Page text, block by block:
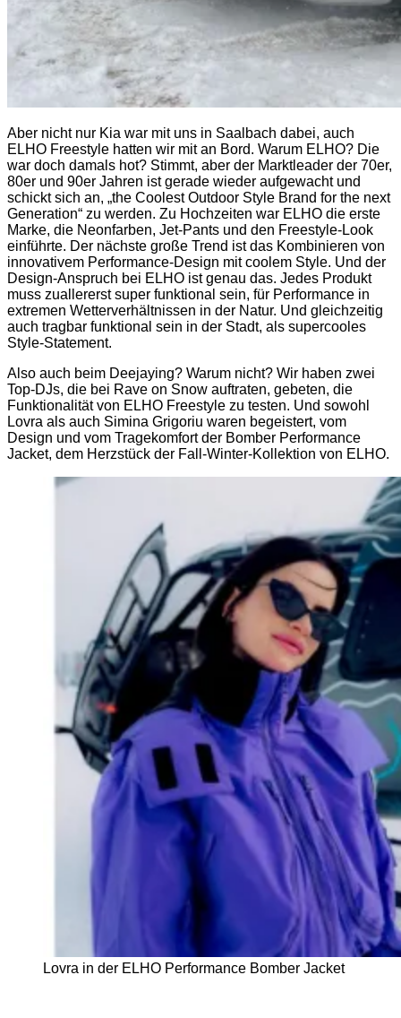
Aber nicht nur Kia war mit uns in Saalbach dabei, auch
ELHO Freestyle hatten wir mit an Bord. Warum ELHO? Die
war doch damals hot? Stimmt, aber der Marktleader der 70er,
80er und 90er Jahren ist gerade wieder aufgewacht und
schickt sich an, „the Coolest Outdoor Style Brand for the next
Generation“ zu werden. Zu Hochzeiten war ELHO die erste
Marke, die Neonfarben, Jet-Pants und den Freestyle-Look
einführte. Der nächste große Trend ist das Kombinieren von
innovativem Performance-Design mit coolem Style. Und der
Design-Anspruch bei ELHO ist genau das. Jedes Produkt
muss zuallererst super funktional sein, für Performance in
extremen Wetterverhältnissen in der Natur. Und gleichzeitig
auch tragbar funktional sein in der Stadt, als supercooles
Style-Statement.
Also auch beim Deejaying? Warum nicht? Wir haben zwei
Top-DJs, die bei Rave on Snow auftraten, gebeten, die
Funktionalität von ELHO Freestyle zu testen. Und sowohl
Lovra als auch Simina Grigoriu waren begeistert, vom
Design und vom Tragekomfort der Bomber Performance
Jacket, dem Herzstück der Fall-Winter-Kollektion von ELHO.
Lovra in der ELHO Performance Bomber Jacket